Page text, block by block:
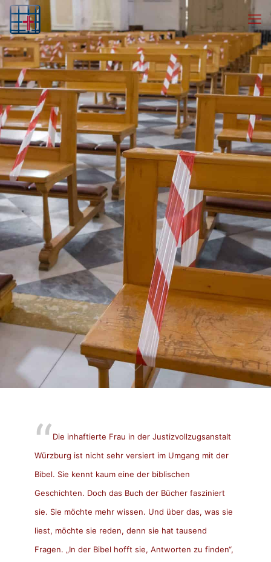
Die inhaftierte Frau in der Justizvollzugsanstalt
Würzburg ist nicht sehr versiert im Umgang mit der
Bibel. Sie kennt kaum eine der biblischen
Geschichten. Doch das Buch der Bücher fasziniert
sie. Sie möchte mehr wissen. Und über das, was sie
liest, möchte sie reden, denn sie hat tausend
Fragen. „In der Bibel hofft sie, Antworten zu finden“,